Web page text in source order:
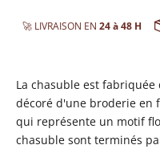
🚀 LIVRAISON EN 24 à 48 H
La chasuble est
décoré d'une broderie en
qui représente un motif
chasuble sont terminés